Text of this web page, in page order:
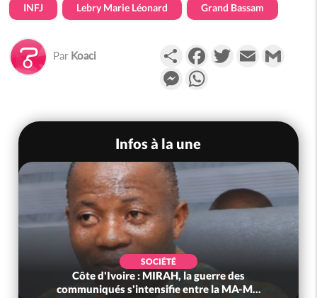
INFJ Lebry Marie Léonard Grand Bassam
Par Koaci PartagerFacebookTwitterEmail
Messenger
Infos à la une
SOCIÉTÉ
Côte d'Ivoire : MIRAH, la guerre des
communiqués s'intensifie entre la MA-M...